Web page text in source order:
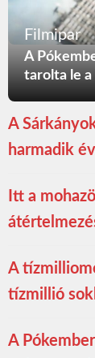
Filmipar
A
tarolta le
A
harmadik
Itt a
A
tízmillió
A